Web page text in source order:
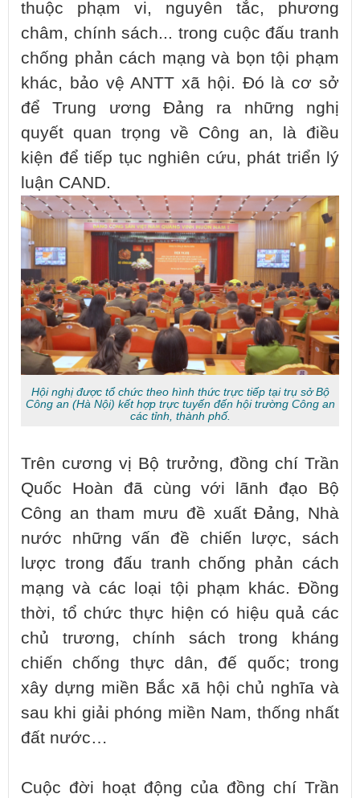
thuộc phạm vi, nguyên tắc, phương
châm, chính sách... trong cuộc đấu tranh
chống phản cách mạng và bọn tội phạm
khác, bảo vệ ANTT xã hội. Đó là cơ sở
để Trung ương Đảng ra những nghị
quyết quan trọng về Công an, là điều
kiện để tiếp tục nghiên cứu, phát triển lý
luận CAND.
Hội nghị được tổ chức theo hình thức trực tiếp tại trụ sở Bộ
Công an (Hà Nội) kết hợp trực tuyến đến hội trường Công an
các tỉnh, thành phố.
Trên cương vị Bộ trưởng, đồng chí Trần
Quốc Hoàn đã cùng với lãnh đạo Bộ
Công an tham mưu đề xuất Đảng, Nhà
nước những vấn đề chiến lược, sách
lược trong đấu tranh chống phản cách
mạng và các loại tội phạm khác. Đồng
thời, tổ chức thực hiện có hiệu quả các
chủ trương, chính sách trong kháng
chiến chống thực dân, đế quốc; trong
xây dựng miền Bắc xã hội chủ nghĩa và
sau khi giải phóng miền Nam, thống nhất
đất nước…
Cuộc đời hoạt động của đồng chí Trần